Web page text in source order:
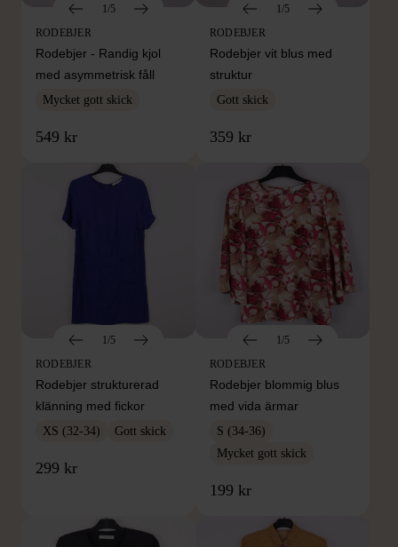
1/5
RODEBJER
Rodebjer - Randig kjol
med asymmetrisk fåll
Mycket gott skick
549 kr
1/5
RODEBJER
Rodebjer vit blus med
struktur
Gott skick
359 kr
1/5
RODEBJER
Rodebjer strukturerad
klänning med fickor
XS (32-34) Gott skick
299 kr
1/5
RODEBJER
Rodebjer blommig blus
med vida ärmar
S (34-36)
Mycket gott skick
199 kr